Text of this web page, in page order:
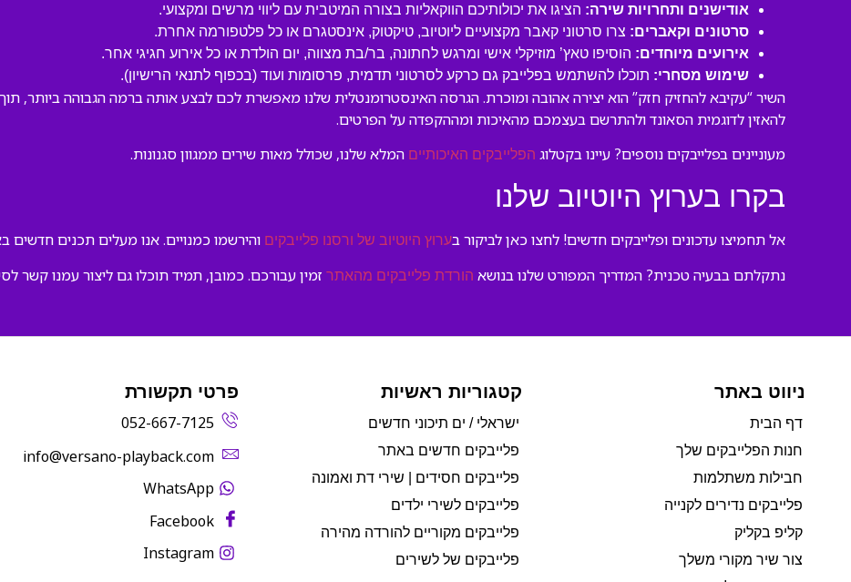
אודישנים ותחרויות שירה: הציגו את יכולותיכם הווקאליות בצורה המיטבית עם ליווי מרשים ומקצועי.
סרטונים וקאברים: צרו סרטוני קאבר מקצועיים ליוטיוב, טיקטוק, אינסטגרם או כל פלטפורמה אחרת.
אירועים מיוחדים: הוסיפו טאץ’ מוזיקלי אישי ומרגש לחתונה, בר/בת מצווה, יום הולדת או כל אירוע חגיגי אחר.
שימוש מסחרי: תוכלו להשתמש בפלייבק גם כרקע לסרטוני תדמית, פרסומות ועוד (בכפוף לתנאי הרישיון).
השיר “עקיבא להחזיק חזק” הוא יצירה אהובה ומוכרת. הגרסה האינסטרומנטלית שלנו מאפשרת לכם לבצע אותה ברמה הגבוהה ביותר,
להאזין לדוגמית הסאונד ולהתרשם בעצמכם מהאיכות ומההקפדה על הפרטים.
מעוניינים בפלייבקים נוספים? עיינו בקטלוג הפלייבקים האיכותיים המלא שלנו, שכולל מאות שירים ממגוון סגנונות.
בקרו בערוץ היוטיוב שלנו
אל תחמיצו עדכונים ופלייבקים חדשים! לחצו כאן לביקור בערוץ היוטיוב של ורסנו פלייבקים והירשמו כמנויים. אנו מעלים תכנים חדשים
נתקלתם בבעיה טכנית? המדריך המפורט שלנו בנושא הורדת פלייבקים מהאתר זמין עבורכם. כמובן, תמיד תוכלו גם ליצור עמנו קשר
ניווט באתר
דף הבית
חנות הפלייבקים שלך
חבילות משתלמות
פלייבקים נדירים לקנייה
קליפ בקליק
צור שיר מקורי משלך
קטגוריות ראשיות
ישראלי / ים תיכוני חדשים
פלייבקים חדשים באתר
פלייבקים חסידים | שירי דת ואמונה
פלייבקים לשירי ילדים
פלייבקים מקוריים להורדה מהירה
פלייבקים של לשירים
פרטי תקשורת
052-667-7125
‫info@versano-playback.com‬
WhatsApp
Facebook
Instagram